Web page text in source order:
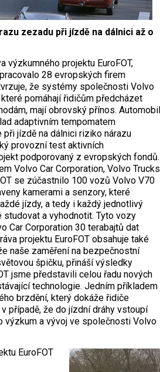
zezadu při jízdě na dálnici až o
výzkumného projektu EuroFOT,
28 evropských firem
že systémy společnosti Volvo
které pomáhají řidičům předcházet
mají obrovský přínos. Automobil
adaptivním tempomatem
jízdě na dálnici riziko nárazu
provozní test aktivních
podporovaný z evropských fondů.
Volvo Car Corporation, Volvo Trucks
se zúčastnilo 100 vozů Volvo V70
kamerami a senzory, které
jízdy, a tedy i každý jednotlivý
a vyhodnotit. Tyto vozy
Car Corporation 30 terabajtů dat
projektu EuroFOT obsahuje také
naše zaměření na bezpečnostní
špičku, přináší výsledky
jsme představili celou řadu nových
technologie. Jedním příkladem
brzdění, který dokáže řidiče
případě, že do jízdní dráhy vstoupí
výzkum a vývoj ve společnosti Volvo
EuroFOT